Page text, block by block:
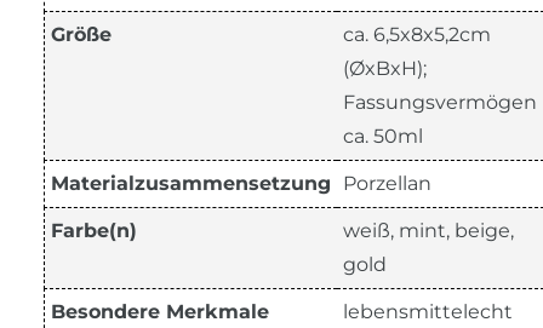
Größe
ca. 6,5x8x5,2cm
(ØxBxH);
Fassungsvermögen
ca. 50ml
Materialzusammensetzung Porzellan
Farbe(n)
weiß, mint, beige,
gold
Besondere Merkmale
lebensmittelecht